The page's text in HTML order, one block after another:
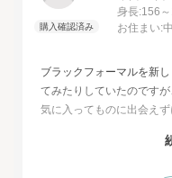
身長:156
お住まい:
ブラックフォーマルを新
てみたりしていたのです
気に入ってものに出会え
することが出来ました。